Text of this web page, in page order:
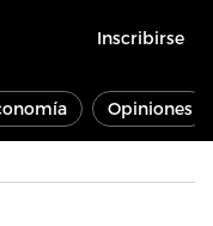
Inscribirse
Opiniones